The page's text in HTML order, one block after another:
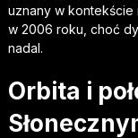
uznany w kontekście
w 2006 roku, choć
nadal.
Orbita i